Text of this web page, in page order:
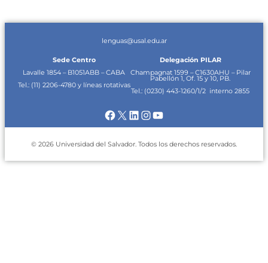
lenguas@usal.edu.ar
Sede Centro
Lavalle 1854 – B1051ABB – CABA
Tel.: (11) 2206-4780 y líneas rotativas
Delegación PILAR
Champagnat 1599 – C1630AHU – Pilar
Pabellón 1, Of. 15 y 10, PB.
Tel.: (0230) 443-1260/1/2 interno 2855
Facebook
X LinkedIn
Instagram
YouTube
© 2026 Universidad del Salvador. Todos los derechos reservados.